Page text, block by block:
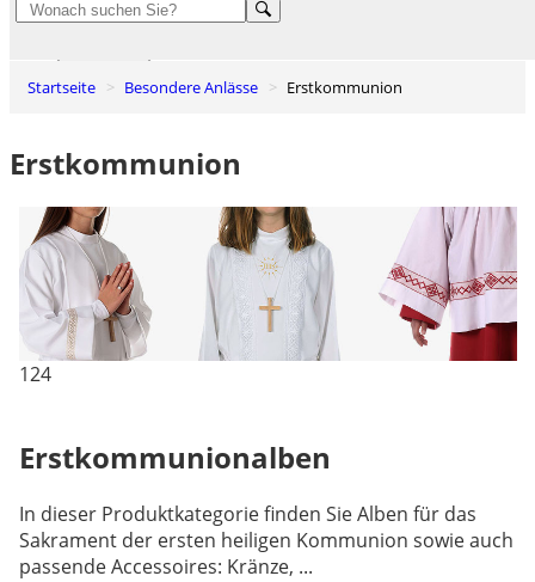
Startseite Besondere Anlässe Erstkommunion
Erstkommunion
124
Erstkommunionalben
In dieser Produktkategorie finden Sie Alben für das
Sakrament der ersten heiligen Kommunion sowie auch
passende Accessoires: Kränze, ...